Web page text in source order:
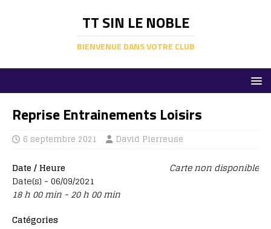
TT SIN LE NOBLE
BIENVENUE DANS VOTRE CLUB
Reprise Entrainements Loisirs
6 septembre 2021 David Pierreuse
Carte non disponible
Date / Heure
Date(s) - 06/09/2021
18 h 00 min - 20 h 00 min
Catégories